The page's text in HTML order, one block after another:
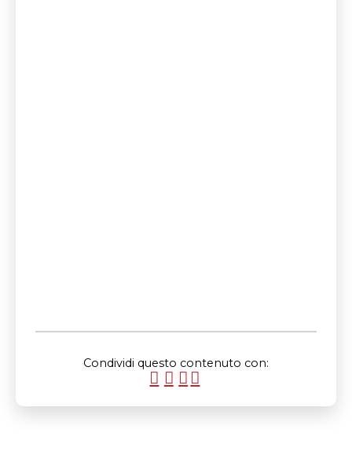
Condividi questo contenuto con: